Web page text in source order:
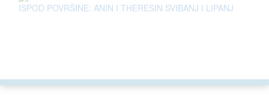
ISPOD POVRŠINE: ANIN I THERESIN SVIBANJ I LIPANJ